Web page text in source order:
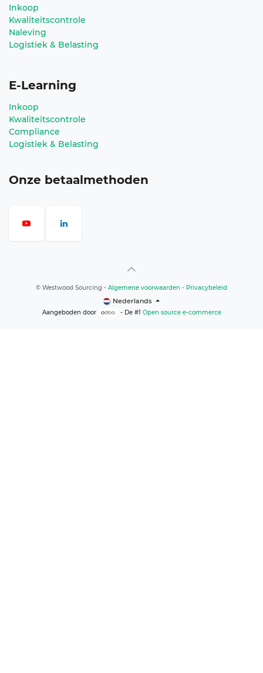
Inkoop
Kwaliteitscontrole
Naleving
Logistiek & Belasting
E-Learning
Inkoop
Kwaliteitscontrole
Compliance
Logistiek & Belasting
Onze betaalmethoden
© Westwood Sourcing - Algemene voorwaarden - Privacybeleid
Nederlands
Aangeboden door - De #1 Open source e-commerce